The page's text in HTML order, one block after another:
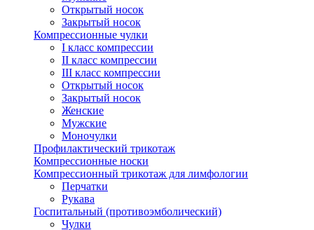
Открытый носок
Закрытый носок
Компрессионные чулки
I класс компрессии
II класс компрессии
III класс компрессии
Открытый носок
Закрытый носок
Женские
Мужские
Моночулки
Профилактический трикотаж
Компрессионные носки
Компрессионный трикотаж для лимфологии
Перчатки
Рукава
Госпитальный (противоэмболический)
Чулки